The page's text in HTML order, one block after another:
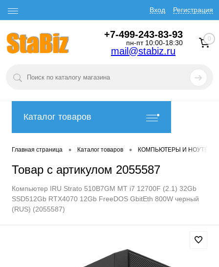
Вход Регистрация
+7-499-243-83-93
пн-пт 10:00-18:30
mail@stabiz.ru
0
Каталог товаров
Главная страница • Каталог товаров • КОМПЬЮТЕРЫ И
Товар с артикулом 2055587
Компьютер IRU Strato 510B7GM MT i7 12700F (2.1) 32Gb
SSD512Gb RTX4070 12Gb FreeDOS GbitEth 800W черный
(RUS) (2055587)